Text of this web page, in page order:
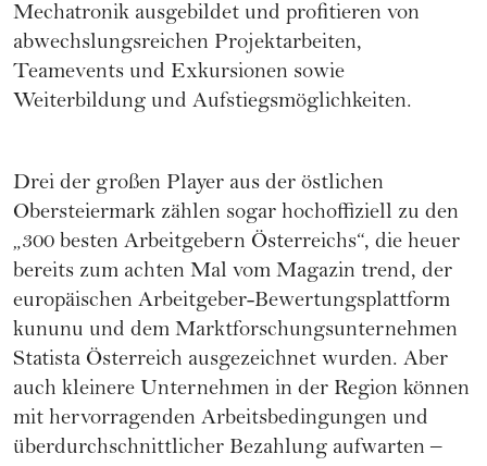
Mechatronik ausgebildet und profitieren von
abwechslungsreichen Projektarbeiten,
Teamevents und Exkursionen sowie
Weiterbildung und Aufstiegsmöglichkeiten.
Drei der großen Player aus der östlichen
Obersteiermark zählen sogar hochoffiziell zu den
„300 besten Arbeitgebern Österreichs“, die heuer
bereits zum achten Mal vom Magazin trend, der
europäischen Arbeitgeber-Bewertungsplattform
kununu und dem Marktforschungsunternehmen
Statista Österreich ausgezeichnet wurden. Aber
auch kleinere Unternehmen in der Region können
mit hervorragenden Arbeitsbedingungen und
überdurchschnittlicher Bezahlung aufwarten –